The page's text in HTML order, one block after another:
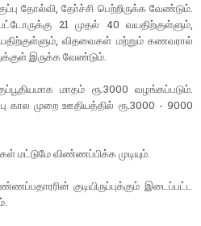
தோல்வி, தோ்ச்சி பெற்றிருக்க வேண்டும்.
21 முதல் 40 வயதிற்குள்ளும்,
விதவைகள் மற்றும் கணவரால்
இருக்க வேண்டும்.
மாதம் ரூ.3000 வழங்கப்படும்.
கால முறை ஊதியத்தில் ரூ.3000 - 9000
மட்டுமே விண்ணப்பிக்க முடியும்.
குடியிருப்புக்கும் இடைப்பட்ட